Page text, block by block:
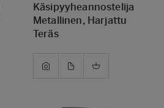
Käsipyyheannostelija
Metallinen, Harjattu
Teräs